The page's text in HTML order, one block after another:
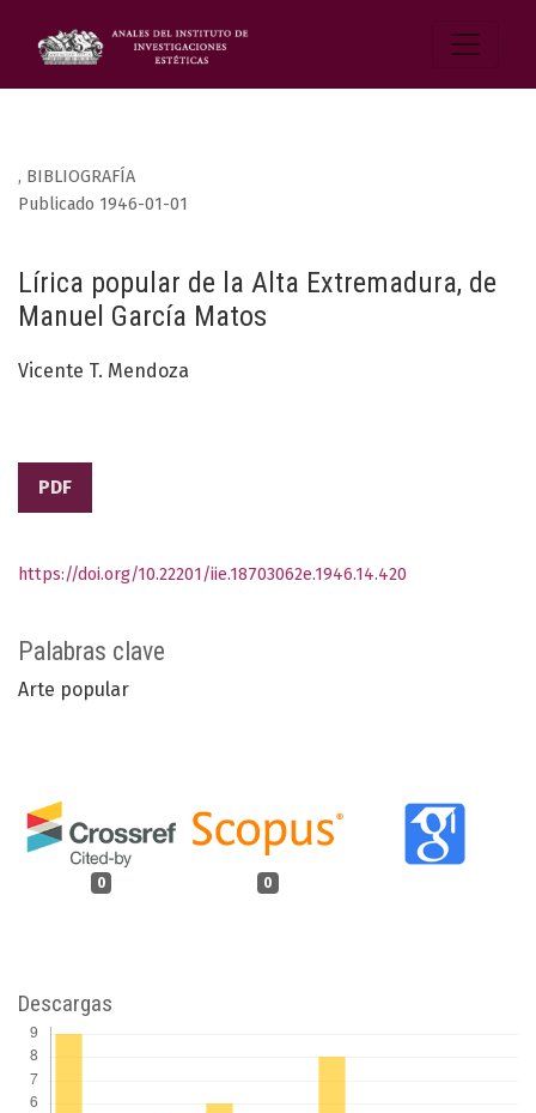
, BIBLIOGRAFÍA
Lírica popular de la Alta Extremadura, de
Manuel García Matos
Publicado 1946-01-01
Vicente T. Mendoza
PDF
Palabras clave
Arte popular
0 0
https://doi.org/10.22201/iie.18703062e.1946.14.420
Descargas